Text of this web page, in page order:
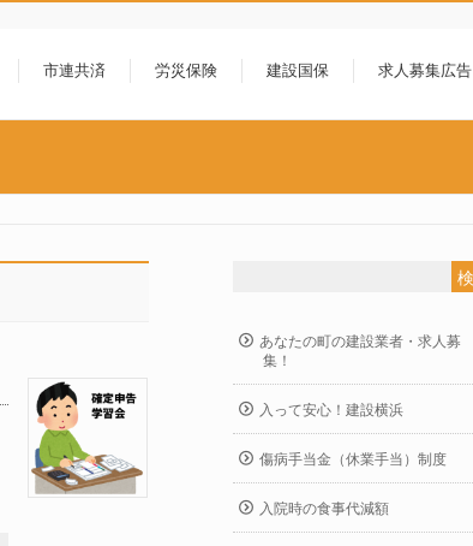
市連共済 労災保険 建設国保 求人募集広告
あなたの町の建設業者・求人募
集！
入って安心！建設横浜
傷病手当金（休業手当）制度
入院時の食事代減額